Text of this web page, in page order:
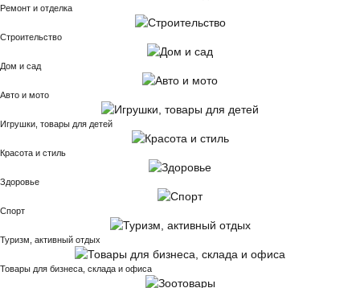
Ремонт и отделка
Строительство
Дом и сад
Авто и мото
Игрушки, товары для детей
Красота и стиль
Здоровье
Спорт
Туризм, активный отдых
Товары для бизнеса, склада и офиса